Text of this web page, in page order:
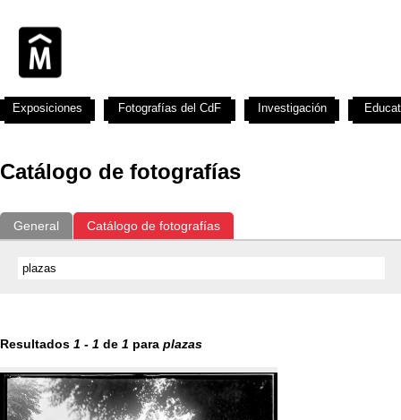
Catálogo de fotografías
General Catálogo de fotografías
Resultados 1 - 1 de 1 para plazas
Exposiciones Fotografías del CdF Investigación